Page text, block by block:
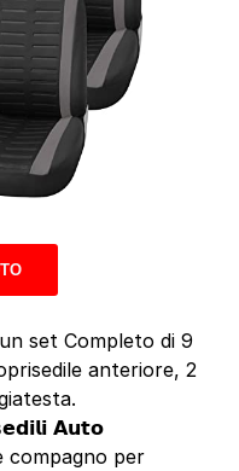
set Completo di 9
anteriore, 2
𝗔𝘂𝘁𝗼
compagno per